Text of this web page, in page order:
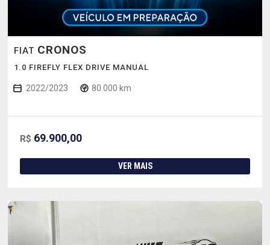
FIAT CRONOS
1.0 FIREFLY FLEX DRIVE MANUAL
2022/2023 80.000 km
R$ 69.900,00
VER MAIS